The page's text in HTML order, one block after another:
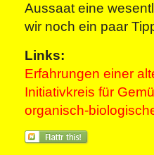
Aussaat eine
wir noch ein paar
Links:
Erfahrungen einer
Initiativkreis für
organisch-